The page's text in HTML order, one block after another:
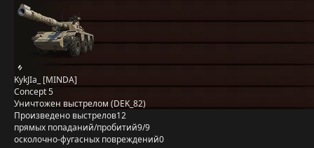
KykJIa_ [MINDA]
Concept 5
Уничтожен выстрелом (DEK_82)
Произведено выстрелов12
прямых попаданий/пробитий9/9
осколочно-фугасных повреждений0